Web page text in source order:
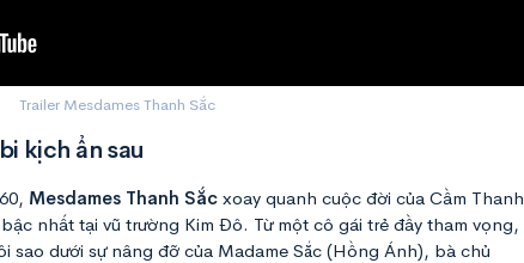
Trailer Mesdames Thanh Sắc
kịch ẩn sau
Mesdames Thanh Sắc xoay quanh cuộc đời của Cầm Thanh
nhất tại vũ trường Kim Đô. Từ một cô gái trẻ đầy tham vọng,
sao dưới sự nâng đỡ của Madame Sắc (Hồng Ánh), bà chủ